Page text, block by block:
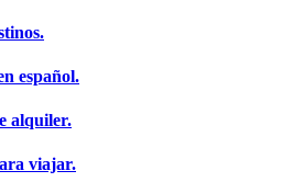
español.
alquiler.
viajar.